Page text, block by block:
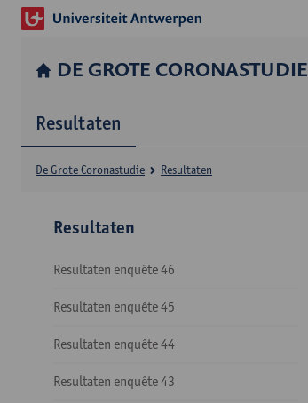
DE GROTE CORONASTUDIE
Resultaten
De Grote Coronastudie Resultaten
Resultaten
Resultaten enquête 46
Resultaten enquête 45
Resultaten enquête 44
Resultaten enquête 43